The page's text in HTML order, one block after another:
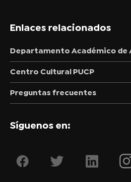
Enlaces relacionados
Departamento Académico de
Centro Cultural PUCP
Preguntas frecuentes
Síguenos en: